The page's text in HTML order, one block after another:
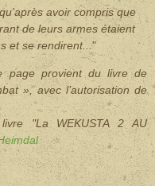
avoir compris que
de leurs armes étaient
et se rendirent..."
page provient du livre de
», avec l’autorisation de
"La WEKUSTA 2 AU